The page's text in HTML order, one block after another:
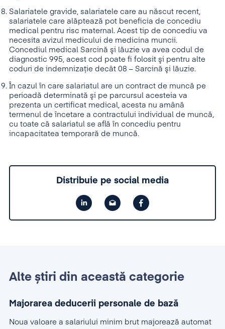
Salariatele gravide, salariatele care au născut recent,
salariatele care alăptează pot beneficia de concediu
medical pentru risc maternal. Acest tip de concediu va
necesita avizul medicului de medicina muncii.
Concediul medical Sarcină şi lăuzie va avea codul de
diagnostic 995, acest cod poate fi folosit şi pentru alte
coduri de indemnizaţie decât 08 – Sarcină şi lăuzie.
În cazul în care salariatul are un contract de muncă pe
perioadă determinată şi pe parcursul acesteia va
prezenta un certificat medical, acesta nu amână
termenul de încetare a contractului individual de muncă,
cu toate că salariatul se află în concediu pentru
incapacitatea temporară de muncă.
Distribuie pe social media
Alte știri din această categorie
Majorarea deducerii personale de bază
Noua valoare a salariului minim brut majorează automat